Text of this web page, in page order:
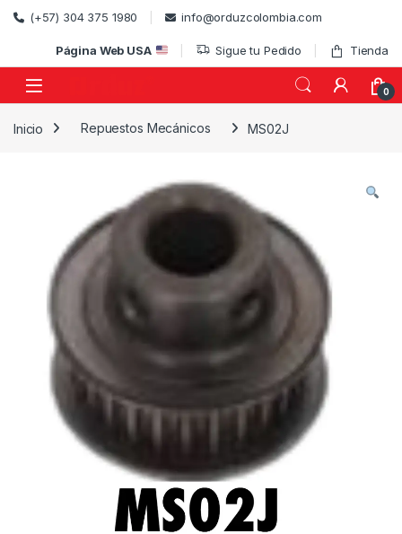
Skip to navigation
Skip to content
(+57) 304 375 1980 info@orduzcolombia.com
Página Web USA Sigue tu Pedido Tienda
0
Inicio Repuestos Mecánicos MS02J